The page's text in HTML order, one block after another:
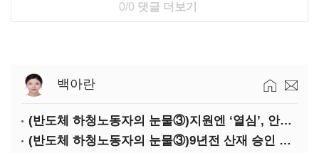
0/0 댓글 더보기
백아란
(반도체 하청노동자의 눈물③)지원엔 ‘열심’, 안전엔 ‘무심’
(반도체 하청노동자의 눈물③)9년전 산재 승인 간소화 제도…현장선 ‘문턱’ 여전